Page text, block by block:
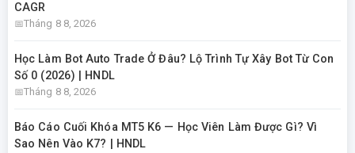
CAGR
Tháng 8 8, 2026
Học Làm Bot Auto Trade Ở Đâu? Lộ Trình Tự Xây Bot Từ Con
Số 0 (2026) | HNDL
Tháng 8 8, 2026
Báo Cáo Cuối Khóa MT5 K6 — Học Viên Làm Được Gì? Vì
Sao Nên Vào K7? | HNDL